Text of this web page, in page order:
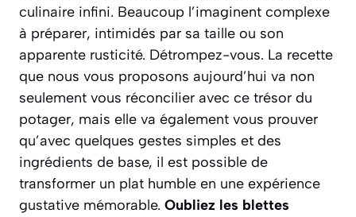
culinaire infini. Beaucoup l’imaginent complexe
à préparer, intimidés par sa taille ou son
apparente rusticité. Détrompez-vous. La recette
que nous vous proposons aujourd’hui va non
seulement vous réconcilier avec ce trésor du
potager, mais elle va également vous prouver
qu’avec quelques gestes simples et des
ingrédients de base, il est possible de
transformer un plat humble en une expérience
gustative mémorable. Oubliez les blettes